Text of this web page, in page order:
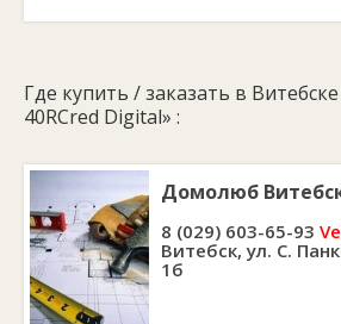
Где купить / заказать в
40RCred Digital» :
Домолюб
8 (029) 603-65-93
Витебск, ул. С.
1б